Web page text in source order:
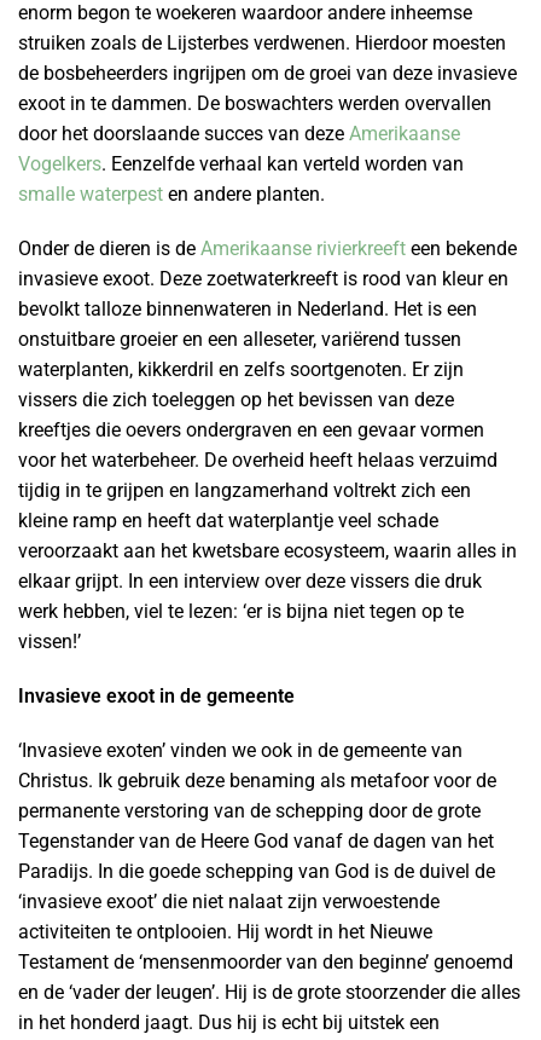
enorm begon te woekeren waardoor andere inheemse
struiken zoals de Lijsterbes verdwenen. Hierdoor moesten
de bosbeheerders ingrijpen om de groei van deze invasieve
exoot in te dammen. De boswachters werden overvallen
door het doorslaande succes van deze Amerikaanse
Vogelkers. Eenzelfde verhaal kan verteld worden van
smalle waterpest en andere planten.
Onder de dieren is de Amerikaanse rivierkreeft een bekende
invasieve exoot. Deze zoetwaterkreeft is rood van kleur en
bevolkt talloze binnenwateren in Nederland. Het is een
onstuitbare groeier en een alleseter, variërend tussen
waterplanten, kikkerdril en zelfs soortgenoten. Er zijn
vissers die zich toeleggen op het bevissen van deze
kreeftjes die oevers ondergraven en een gevaar vormen
voor het waterbeheer. De overheid heeft helaas verzuimd
tijdig in te grijpen en langzamerhand voltrekt zich een
kleine ramp en heeft dat waterplantje veel schade
veroorzaakt aan het kwetsbare ecosysteem, waarin alles in
elkaar grijpt. In een interview over deze vissers die druk
werk hebben, viel te lezen: ‘er is bijna niet tegen op te
vissen!’
Invasieve exoot in de gemeente
‘Invasieve exoten’ vinden we ook in de gemeente van
Christus. Ik gebruik deze benaming als metafoor voor de
permanente verstoring van de schepping door de grote
Tegenstander van de Heere God vanaf de dagen van het
Paradijs. In die goede schepping van God is de duivel de
‘invasieve exoot’ die niet nalaat zijn verwoestende
activiteiten te ontplooien. Hij wordt in het Nieuwe
Testament de ‘mensenmoorder van den beginne’ genoemd
en de ‘vader der leugen’. Hij is de grote stoorzender die alles
in het honderd jaagt. Dus hij is echt bij uitstek een